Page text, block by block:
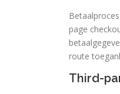
page
route
Third-